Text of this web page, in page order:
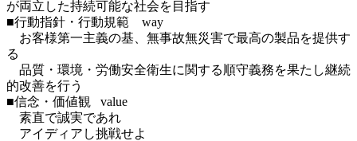
が両立した持続可能な社会を目指す
■行動指針・行動規範　way
お客様第一主義の基、無事故無災害で最高の製品を提供す
る
品質・環境・労働安全衛生に関する順守義務を果たし継続
的改善を行う
■信念・価値観   value
素直で誠実であれ
アイディアし挑戦せよ